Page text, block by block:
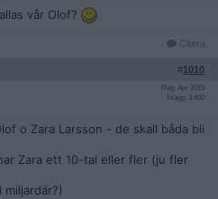
vår Olof?
Citera
#1010
Reg: Apr 2015
Inlägg: 3 400
o Zara Larsson - de skall båda bli
Zara ett 10-tal eller fler (ju fler